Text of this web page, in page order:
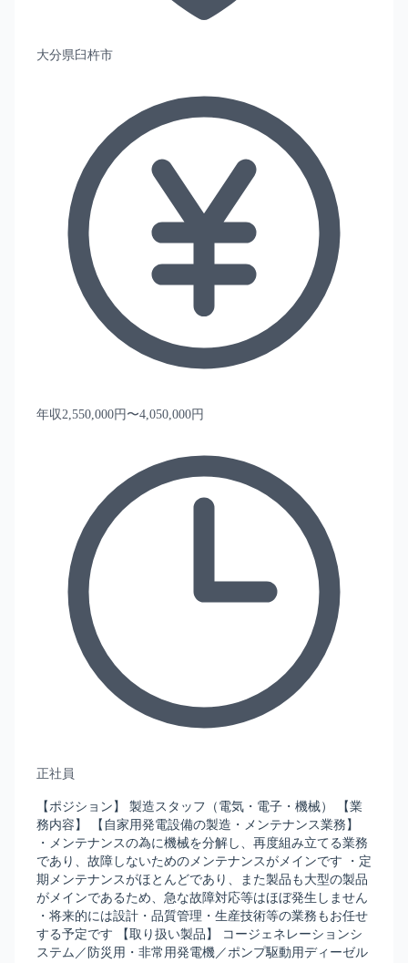
大分県臼杵市
年収2,550,000円〜4,050,000円
正社員
【ポジション】 製造スタッフ（電気・電子・機械） 【業
務内容】 【自家用発電設備の製造・メンテナンス業務】
・メンテナンスの為に機械を分解し、再度組み立てる業務
であり、故障しないためのメンテナンスがメインです ・定
期メンテナンスがほとんどであり、また製品も大型の製品
がメインであるため、急な故障対応等はほぼ発生しません
・将来的には設計・品質管理・生産技術等の業務もお任せ
する予定です 【取り扱い製品】 コージェネレーションシ
ステム／防災用・非常用発電機／ポンプ駆動用ディーゼル